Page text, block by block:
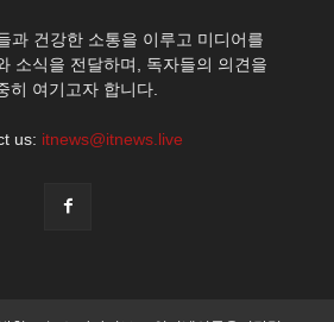
과 건강한 소통을 이루고 미디어를
소식을 전달하며, 독자들의 의견을
히 여기고자 합니다.
us: itnews@itnews.live